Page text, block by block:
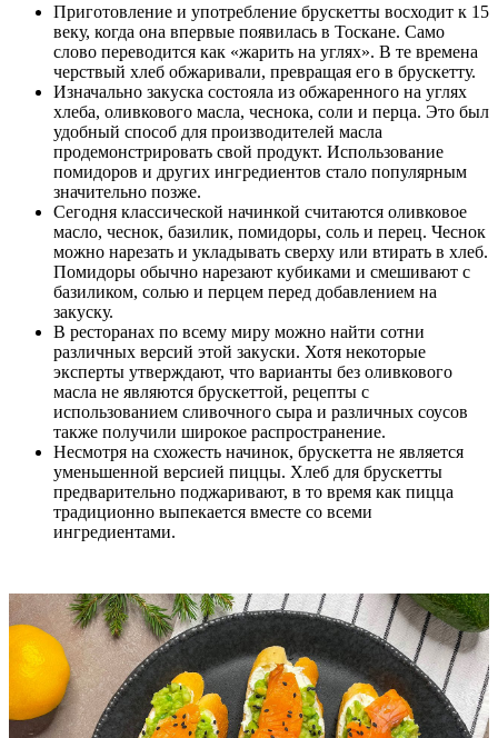
Приготовление и употребление брускетты восходит к 15
веку, когда она впервые появилась в Тоскане. Само
слово переводится как «жарить на углях». В те времена
черствый хлеб обжаривали, превращая его в брускетту.
Изначально закуска состояла из обжаренного на углях
хлеба, оливкового масла, чеснока, соли и перца. Это был
удобный способ для производителей масла
продемонстрировать свой продукт. Использование
помидоров и других ингредиентов стало популярным
значительно позже.
Сегодня классической начинкой считаются оливковое
масло, чеснок, базилик, помидоры, соль и перец. Чеснок
можно нарезать и укладывать сверху или втирать в хлеб.
Помидоры обычно нарезают кубиками и смешивают с
базиликом, солью и перцем перед добавлением на
закуску.
В ресторанах по всему миру можно найти сотни
различных версий этой закуски. Хотя некоторые
эксперты утверждают, что варианты без оливкового
масла не являются брускеттой, рецепты с
использованием сливочного сыра и различных соусов
также получили широкое распространение.
Несмотря на схожесть начинок, брускетта не является
уменьшенной версией пиццы. Хлеб для брускетты
предварительно поджаривают, в то время как пицца
традиционно выпекается вместе со всеми
ингредиентами.